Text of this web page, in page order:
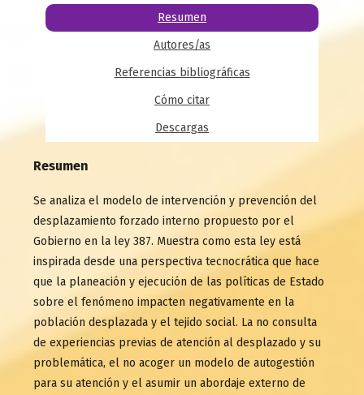
Resumen
Autores/as
Referencias bibliográficas
Cómo citar
Descargas
Resumen
Se analiza el modelo de intervención y prevención del
desplazamiento forzado interno propuesto por el
Gobierno en la ley 387. Muestra como esta ley está
inspirada desde una perspectiva tecnocrática que hace
que la planeación y ejecución de las políticas de Estado
sobre el fenómeno impacten negativamente en la
población desplazada y el tejido social. La no consulta
de experiencias previas de atención al desplazado y su
problemática, el no acoger un modelo de autogestión
para su atención y el asumir un abordaje externo de